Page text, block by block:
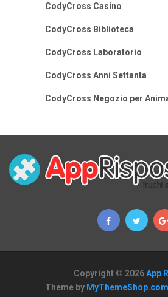
CodyCross Casino
CodyCross Biblioteca
CodyCross Laboratorio
CodyCross Anni Settanta
CodyCross Negozio per
Copyright © 2026App
Theme by MyThemeShop.com